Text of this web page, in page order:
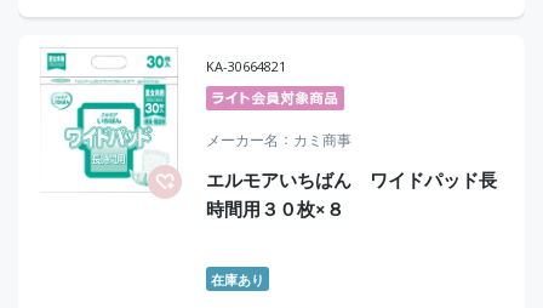
KA-30664821
メーカー名 カミ商事
エルモアいちばん ワイドパッド長
時間用３０枚×８
在庫あり